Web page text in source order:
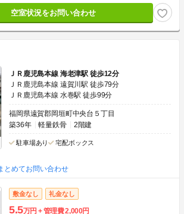
空室状況をお問い合わせ
ＪＲ鹿児島本線 海老津駅 徒歩12分
ＪＲ鹿児島本線 遠賀川駅 徒歩79分
ＪＲ鹿児島本線 水巻駅 徒歩99分
福岡県遠賀郡岡垣町中央台５丁目
築36年
軽量鉄骨 2階建
駐車場あり 宅配ボックス
とめてお問い合わせ
敷金なし 礼金なし
5.5万円 管理費2,000円